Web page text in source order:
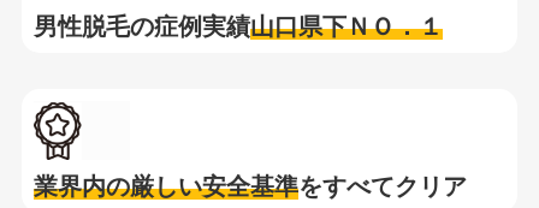
男性脱毛の症例実績山口県下ＮＯ．１
業界内の厳しい安全基準をすべてクリア